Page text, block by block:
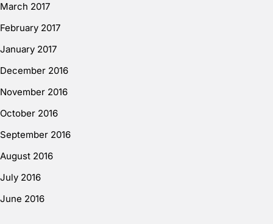
March 2017
February 2017
January 2017
December 2016
November 2016
October 2016
September 2016
August 2016
July 2016
June 2016